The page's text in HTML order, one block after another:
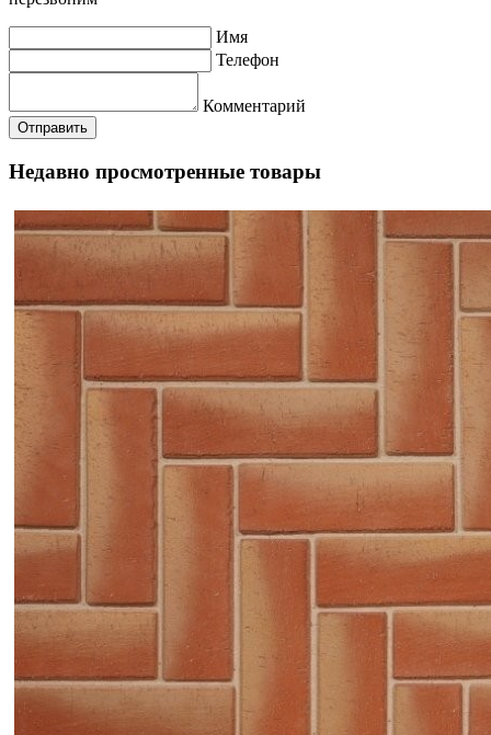
Имя
Телефон
Комментарий
Недавно просмотренные товары